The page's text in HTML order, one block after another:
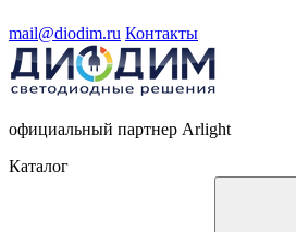
mail@diodim.ru Контакты
официальный партнер Arlight
Каталог